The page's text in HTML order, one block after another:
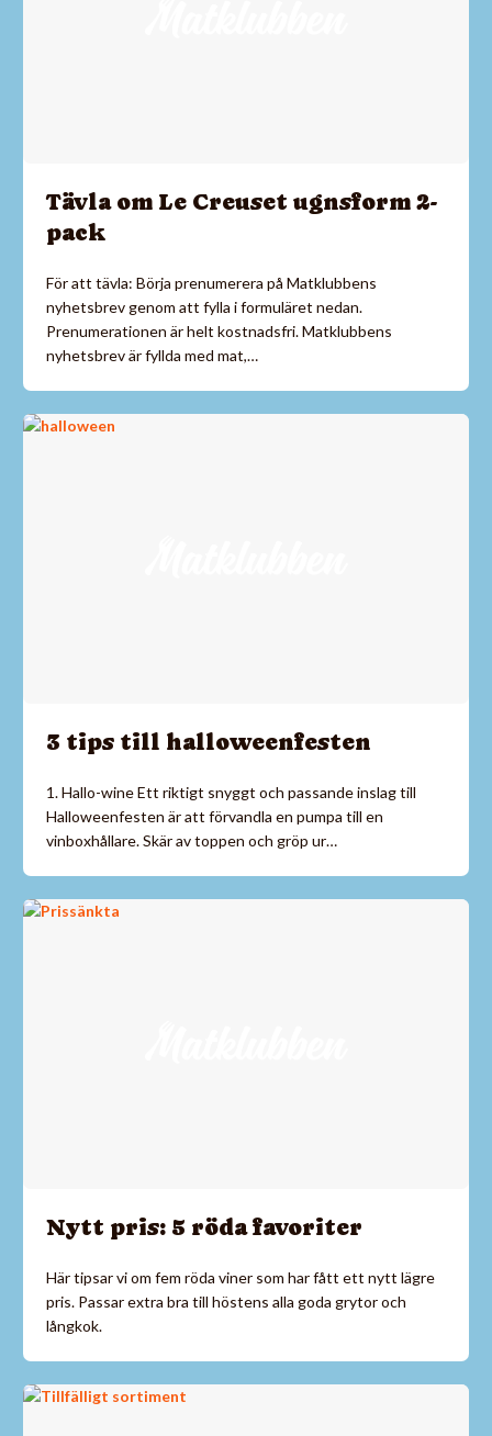
Tävla om Le Creuset ugnsform 2-
pack
För att tävla: Börja prenumerera på Matklubbens
nyhetsbrev genom att fylla i formuläret nedan.
Prenumerationen är helt kostnadsfri. Matklubbens
nyhetsbrev är fyllda med mat,…
3 tips till halloweenfesten
1. Hallo-wine Ett riktigt snyggt och passande inslag till
Halloweenfesten är att förvandla en pumpa till en
vinboxhållare. Skär av toppen och gröp ur…
Nytt pris: 5 röda favoriter
Här tipsar vi om fem röda viner som har fått ett nytt lägre
pris. Passar extra bra till höstens alla goda grytor och
långkok.